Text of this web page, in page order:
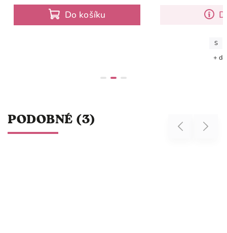
neměl chybět
který by v tvé výbavě neměl chybět
PODOBNÉ (3) Previous Next